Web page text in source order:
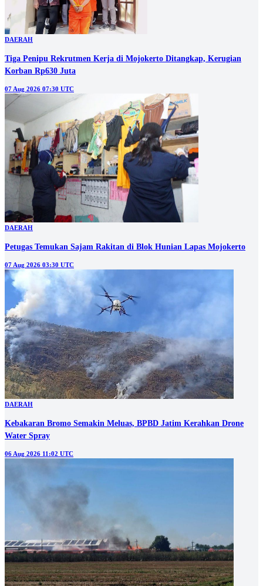
DAERAH
Tiga Penipu Rekrutmen Kerja di Mojokerto Ditangkap, Kerugian
Korban Rp630 Juta
07 Aug 2026 07:30 UTC
DAERAH
Petugas Temukan Sajam Rakitan di Blok Hunian Lapas Mojokerto
07 Aug 2026 03:30 UTC
DAERAH
Kebakaran Bromo Semakin Meluas, BPBD Jatim Kerahkan Drone
Water Spray
06 Aug 2026 11:02 UTC